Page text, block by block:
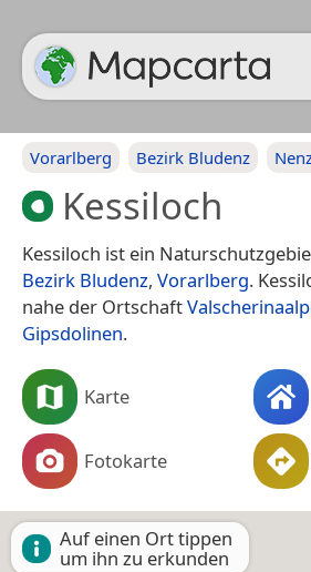
Vorarlberg Bezirk Bludenz
Kessiloch
Kessiloch ist ein
Bezirk Bludenz, Vorarlberg.
nahe der Ortschaft
Gipsdolinen.
Karte
Fotokarte
Auf einen Ort tippen
um ihn zu erkunden